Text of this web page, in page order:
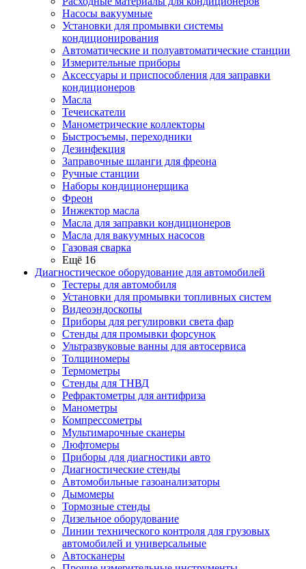
Насосы вакуумные
Установки для промывки системы
кондиционирования
Автоматические и полуавтоматические станции
Измерительные приборы
Аксессуары и приспособления для заправки
кондиционеров
Масла
Течеискатели
Манометрические коллекторы
Быстросъемы, переходники
Дезинфекция
Заправочные шланги для фреона
Ручные станции
Наборы кондиционерщика
Фреон
Инжектор масла
Масла для заправки кондиционеров
Масла для вакуумных насосов
Газовая сварка
Ещё 16
Диагностическое оборудование для автомобилей
Тестеры для автомобиля
Установки для промывки топливных систем
Видеоэндоскопы
Приборы для регулировки света фар
Стенды для промывки форсунок
Ультразвуковые ванны для автосервиса
Толщиномеры
Термометры
Стенды для ТНВД
Рефрактометры для антифриза
Манометры
Компрессометры
Мультимарочные сканеры
Люфтомеры
Приборы для диагностики авто
Диагностические стенды
Автомобильные газоанализаторы
Дымомеры
Тормозные стенды
Дизельное оборудование
Линии технического контроля для грузовых
автомобилей и универсальные
Автосканеры